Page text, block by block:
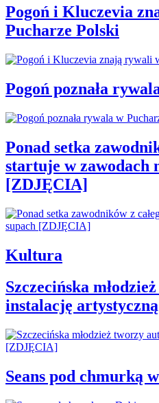
Pogoń i Kluczevia
Pucharze Polski
Pogoń poznała
Ponad setka
startuje w zawodach
[ZDJĘCIA]
Kultura
Szczecińska
instalację
Seans pod chmurką